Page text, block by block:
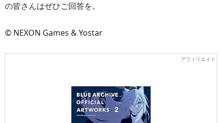
の皆さんはぜひご回答を。
© NEXON Games & Yostar